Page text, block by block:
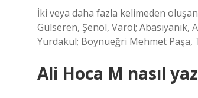
İki veya daha fazla kelimeden
Gülseren, Şenol, Varol;
Yurdakul; Boynueğri Mehmet Paşa,
Ali Hoca M nasıl